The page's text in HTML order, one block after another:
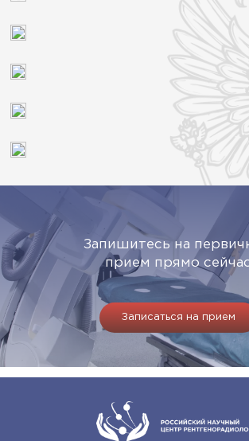
Запишитесь на
прием прямо
Записаться на прием